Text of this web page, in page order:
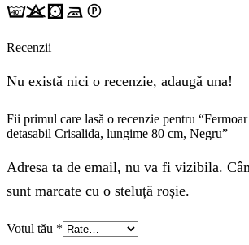
Recenzii
Nu există nici o recenzie, adaugă una!
Fii primul care lasă o recenzie pentru
detasabil Crisalida, lungime 80 cm, Negru”
Adresa ta de email, nu va fi vizibila.
sunt marcate cu o steluță roșie.
Votul tău *